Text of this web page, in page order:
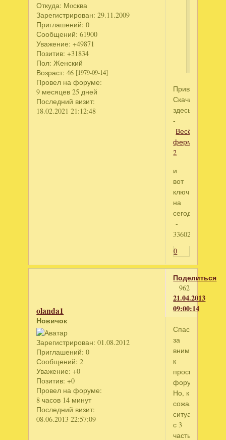
Откуда: Мoсква
Зарегистрирован: 29.11.2009
Приглашений: 0
Сообщений: 61900
Уважение: +49871
Позитив: +31834
Пол: Женский
Возраст: 46 [1979-09-14]
Провел на форуме:
9 месяцев 25 дней
Последний визит:
18.02.2021 21:12:48
Привет!!!
Скачать
здесь
-
Весёлая
ферма
2
и
вот
ключ
на
сегодня
-
3360244880
0
Поделиться
962
21.04.2013
09:00:14
olanda1
Новичок
Зарегистрирован: 01.08.2012
Приглашений: 0
Сообщений: 2
Уважение: +0
Позитив: +0
Провел на форуме:
8 часов 14 минут
Последний визит:
08.06.2013 22:57:09
Спасибо
за
внимание
к
просьбам
форумчан.
Но, к
сожалению
ситуация
с 3
частью